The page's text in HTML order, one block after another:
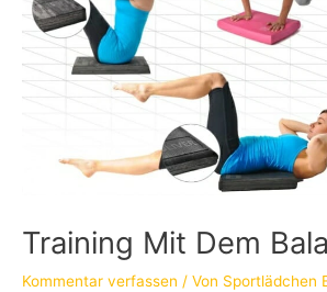
Training Mit Dem
Kommentar verfassen / Von Sportlädchen